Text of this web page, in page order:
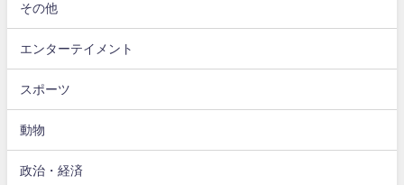
その他
エンターテイメント
スポーツ
動物
政治・経済